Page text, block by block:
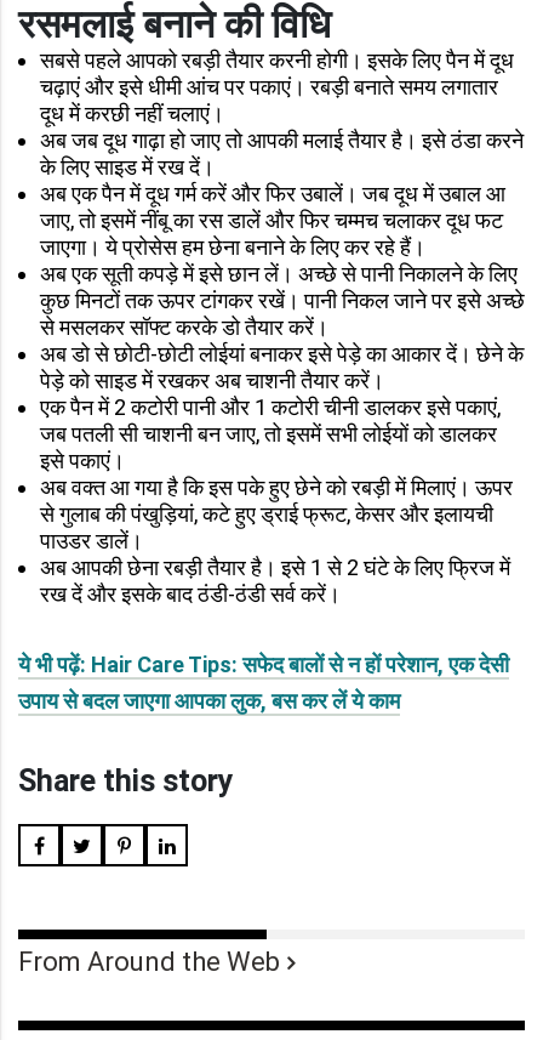
रसमलाई बनाने की विधि
सबसे पहले आपको रबड़ी तैयार करनी होगी। इसके लिए पैन में दूध
चढ़ाएं और इसे धीमी आंच पर पकाएं। रबड़ी बनाते समय लगातार
दूध में करछी नहीं चलाएं।
अब जब दूध गाढ़ा हो जाए तो आपकी मलाई तैयार है। इसे ठंडा करने
के लिए साइड में रख दें।
अब एक पैन में दूध गर्म करें और फिर उबालें। जब दूध में उबाल आ
जाए, तो इसमें नींबू का रस डालें और फिर चम्मच चलाकर दूध फट
जाएगा। ये प्रोसेस हम छेना बनाने के लिए कर रहे हैं।
अब एक सूती कपड़े में इसे छान लें। अच्छे से पानी निकालने के लिए
कुछ मिनटों तक ऊपर टांगकर रखें। पानी निकल जाने पर इसे अच्छे
से मसलकर सॉफ्ट करके डो तैयार करें।
अब डो से छोटी-छोटी लोईयां बनाकर इसे पेड़े का आकार दें। छेने के
पेड़े को साइड में रखकर अब चाशनी तैयार करें।
एक पैन में 2 कटोरी पानी और 1 कटोरी चीनी डालकर इसे पकाएं,
जब पतली सी चाशनी बन जाए, तो इसमें सभी लोईयों को डालकर
इसे पकाएं।
अब वक्त आ गया है कि इस पके हुए छेने को रबड़ी में मिलाएं। ऊपर
से गुलाब की पंखुड़ियां, कटे हुए ड्राई फ्रूट, केसर और इलायची
पाउडर डालें।
अब आपकी छेना रबड़ी तैयार है। इसे 1 से 2 घंटे के लिए फ्रिज में
रख दें और इसके बाद ठंडी-ठंडी सर्व करें।
ये भी पढ़ें: Hair Care Tips: सफेद बालों से न हों परेशान, एक देसी
उपाय से बदल जाएगा आपका लुक, बस कर लें ये काम
Share this story
From Around the Web